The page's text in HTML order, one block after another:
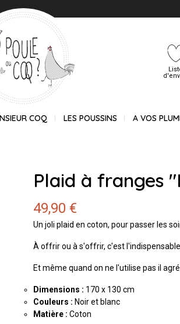
COQ LES POUSSINS A VOS
Plaid à franges
49,90 €
Un joli plaid en coton, pour passer les
À offrir ou à s'offrir, c'est
Et même quand on ne l'utilise pas il
Dimensions : 170 x 130 cm
Couleurs : Noir et blanc
Matière : Coton